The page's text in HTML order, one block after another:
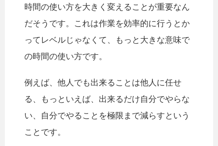
時間の使い方を大きく変えることが重要なん
だそうです。これは作業を効率的に行うとか
ってレベルじゃなくて、もっと大きな意味で
の時間の使い方です。
例えば、他人でも出来ることは他人に任せ
る、もっといえば、出来るだけ自分でやらな
い、自分でやることを極限まで減らすという
ことです。